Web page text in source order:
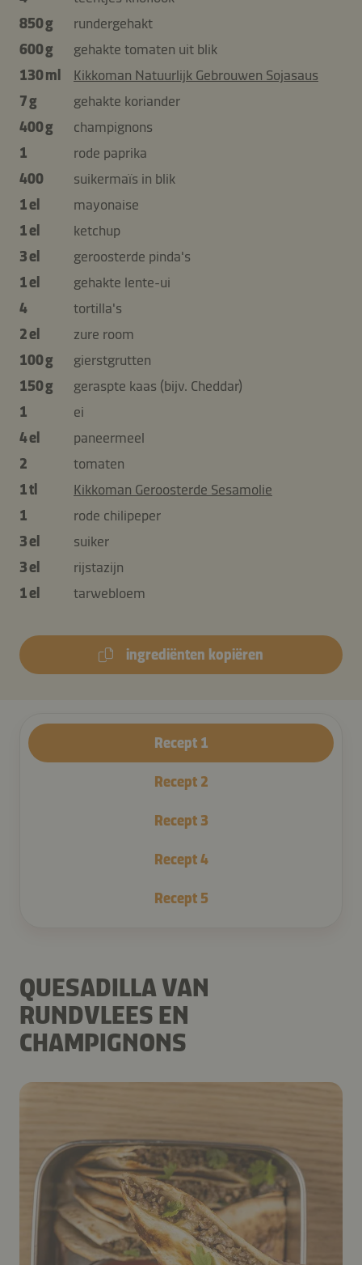
850 g
rundergehakt
600 g
gehakte tomaten uit blik
130 ml
Kikkoman Natuurlijk Gebrouwen Sojasaus
7 g
gehakte koriander
400 g
champignons
1
rode paprika
400
suikermaïs in blik
1 el
mayonaise
1 el
ketchup
3 el
geroosterde pinda's
1 el
gehakte lente-ui
4
tortilla's
2 el
zure room
100 g
gierstgrutten
150 g
geraspte kaas (bijv. Cheddar)
1
ei
4 el
paneermeel
2
tomaten
1 tl
Kikkoman Geroosterde Sesamolie
1
rode chilipeper
3 el
suiker
3 el
rijstazijn
1 el
tarwebloem
ingrediënten kopiëren
Recept 1
Recept 2
Recept 3
Recept4
Recept 5
QUESADILLA VAN
RUNDVLEES EN
CHAMPIGNONS